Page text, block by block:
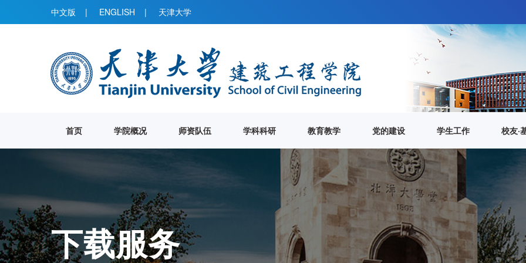
中文版 | ENGLISH | 天津大学
首页 学院概况 师资队伍 学科科研 教育教学 党的建设 学生工作 校友·
下载服务